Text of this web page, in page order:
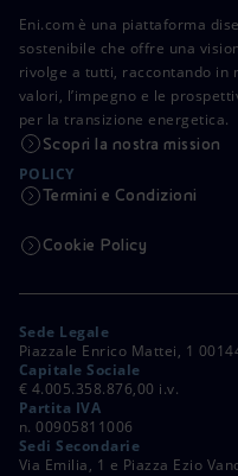
Eni.com è una piattaforma
sostenibile che offre una
rivolge a tutti, raccontando in
valori, l’impegno e le
per la transizione energetica.
Scopri la nostra mission
POLICY
Termini e Condizioni
Cookie Policy
Sede Legale
Piazzale Enrico Mattei, 1
Capitale Sociale
€ 4.005.358.876,00 i.v.
Partita IVA
n. 00905811006
Sedi Secondarie
Via Emilia, 1 e Piazza Ezio